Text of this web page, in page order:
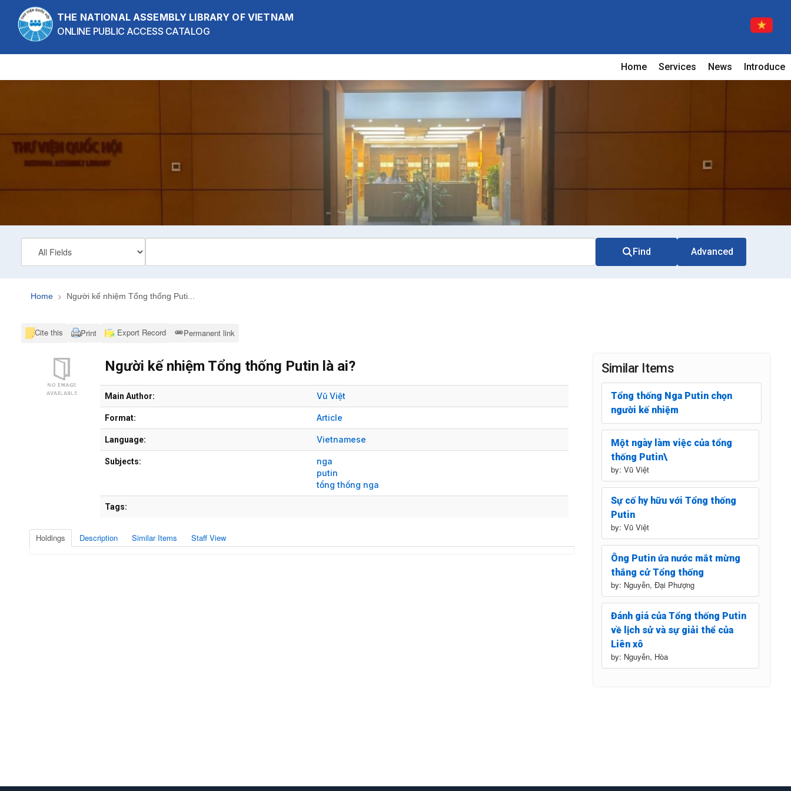
Skip to content
THE NATIONAL ASSEMBLY LIBRARY OF VIETNAM
ONLINE PUBLIC ACCESS CATALOG
Home Services News Introduce
Find Advanced
Home Người kế nhiệm Tổng thống Puti...
Cite this Print Export Record Permanent link
Người kế nhiệm Tổng thống Putin là ai?
Main Author: Vũ Việt
Format: Article
Language: Vietnamese
Subjects:
nga
putin
tổng thống nga
Tags:
Holdings Description Similar Items Staff View
Similar Items
Tổng thống Nga Putin chọn
người kế nhiệm
Một ngày làm việc của tổng
thống Putin\
by: Vũ Việt
Sự cố hy hữu với Tổng thống
Putin
by: Vũ Việt
Ông Putin ứa nước mắt mừng
thắng cử Tổng thống
by: Nguyễn, Đại Phượng
Đánh giá của Tổng thống Putin
về lịch sử và sự giải thể của
Liên xô
by: Nguyễn, Hòa